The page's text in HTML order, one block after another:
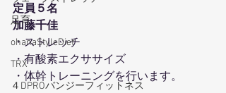
足育
ohanaStyleDiet
TRX
４DPROバンジーフィットネス
定員５名
加藤千佳
・ストレッチ
・有酸素エクササイズ
・体幹トレーニングを行います。